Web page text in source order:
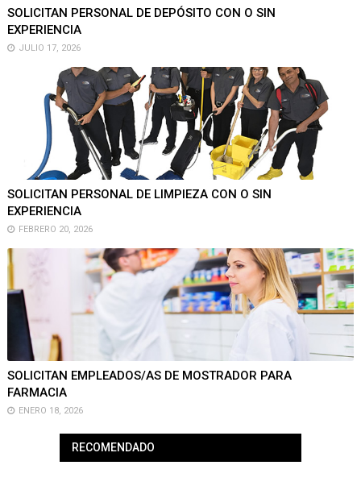
SOLICITAN PERSONAL DE DEPÓSITO CON O SIN
EXPERIENCIA
JULIO 17, 2026
SOLICITAN PERSONAL DE LIMPIEZA CON O SIN
EXPERIENCIA
FEBRERO 20, 2026
SOLICITAN EMPLEADOS/AS DE MOSTRADOR PARA
FARMACIA
ENERO 18, 2026
RECOMENDADO